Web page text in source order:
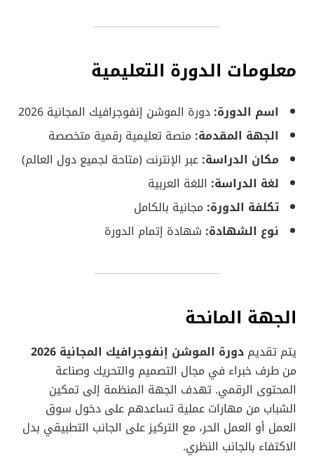
معلومات الدورة التعليمية
اسم الدورة: دورة الموشن إنفوجرافيك المجانية 2026
الجهة المقدمة: منصة تعليمية رقمية متخصصة
مكان الدراسة: عبر الإنترنت (متاحة لجميع دول العالم)
لغة الدراسة: اللغة العربية
تكلفة الدورة: مجانية بالكامل
نوع الشهادة: شهادة إتمام الدورة
الجهة المانحة
يتم تقديم دورة الموشن إنفوجرافيك المجانية 2026
من طرف خبراء في مجال التصميم والتحريك وصناعة
المحتوى الرقمي. تهدف الجهة المنظمة إلى تمكين
الشباب من مهارات عملية تساعدهم على دخول سوق
العمل أو العمل الحر، مع التركيز على الجانب التطبيقي بدل
الاكتفاء بالجانب النظري.